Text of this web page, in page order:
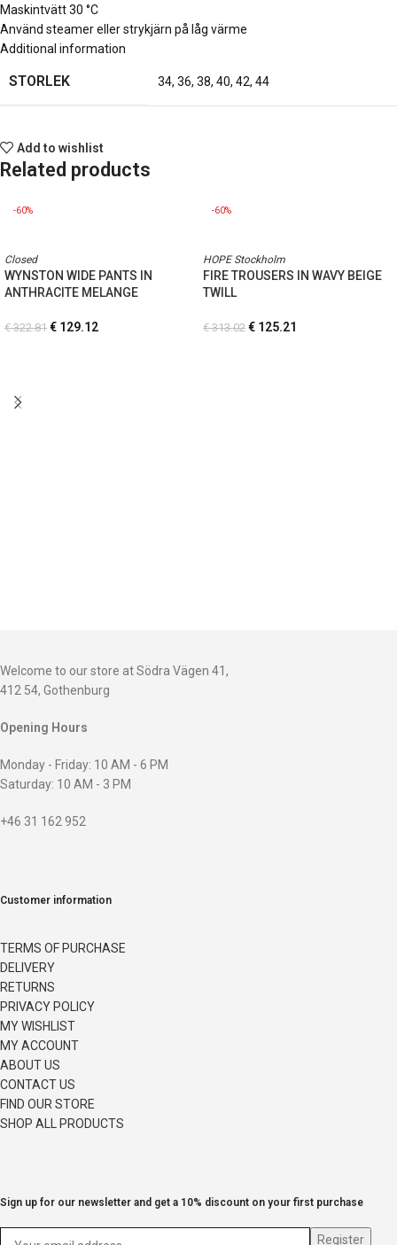
Maskintvätt 30 °C
Använd steamer eller strykjärn på låg värme
Additional information
STORLEK 34, 36, 38, 40, 42, 44
Add to wishlist
Related products
-60%
Closed
WYNSTON WIDE PANTS IN
ANTHRACITE MELANGE
€322.81 € 129.12
-60%
HOPE Stockholm
FIRE TROUSERS IN WAVY BEIGE
TWILL
€313.02 € 125.21
Welcome to our store at Södra Vägen 41,
412 54, Gothenburg
Opening Hours
Monday - Friday: 10 AM - 6 PM
Saturday: 10 AM - 3 PM
+46 31 162 952
Customer information
TERMS OF PURCHASE
DELIVERY
RETURNS
PRIVACY POLICY
MY WISHLIST
MY ACCOUNT
ABOUT US
CONTACT US
FIND OUR STORE
SHOP ALL PRODUCTS
Sign up for our newsletter and get a 10% discount on your first purchase